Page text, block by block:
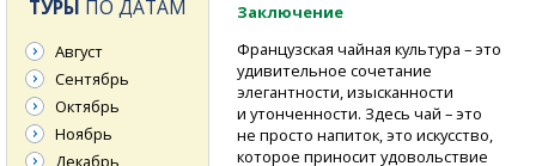
Заключение
Французская чайная культура – это
удивительное сочетание
элегантности, изысканности
и утонченности. Здесь чай – это
не просто напиток, это искусство,
которое приносит удовольствие
ТУРЫ ПО ДАТАМ
Август
Сентябрь
Октябрь
Ноябрь